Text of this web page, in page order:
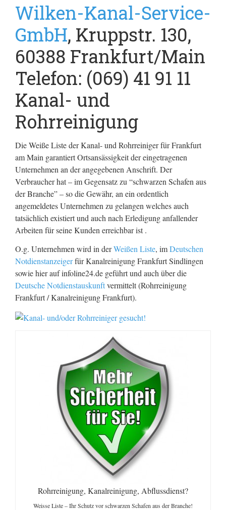
Wilken-Kanal-Service-
GmbH, Kruppstr. 130,
60388 Frankfurt/Main
Telefon: (069) 41 91 11
Kanal- und
Rohrreinigung
Die Weiße Liste der Kanal- und Rohrreiniger für Frankfurt
am Main garantiert Ortsansässigkeit der eingetragenen
Unternehmen an der angegebenen Anschrift. Der
Verbraucher hat – im Gegensatz zu “schwarzen Schafen aus
der Branche” – so die Gewähr, an ein ordentlich
angemeldetes Unternehmen zu gelangen welches auch
tatsächlich existiert und auch nach Erledigung anfallender
Arbeiten für seine Kunden erreichbar ist .
O.g. Unternehmen wird in derWeißen Liste, imDeutschen
Notdienstanzeigerfür Kanalreinigung Frankfurt Sindlingen
sowie hier auf infoline24.de geführt und auch über die
Deutsche Notdienstauskunftvermittelt (Rohrreinigung
Frankfurt / Kanalreinigung Frankfurt).
Rohrreinigung, Kanalreinigung, Abflussdienst?
Weisse Liste – Ihr Schutz vor schwarzen Schafen aus der Branche!